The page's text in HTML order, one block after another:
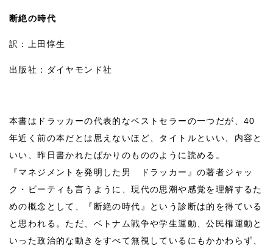
断絶の時代
訳：上田惇生
出版社：ダイヤモンド社
本書はドラッカーの代表的なベストセラーの一つだが、40
年近く前の本だとは思えないほど、タイトルといい、内容と
いい、昨日書かれたばかりのもののように読める。
『マネジメントを発明した男 ドラッカー』の著者ジャッ
ク・ビーティも言うように、現代の思潮や感覚を理解するた
めの概念として、『断絶の時代』という診断は的を得ている
と思われる。ただ、ベトナム戦争や学生運動、公民権運動と
いった政治的な動きをすべて無視しているにもかかわらず、